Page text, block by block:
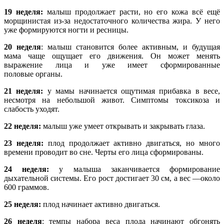
19 неделя: малыш продолжает расти, но его кожа всё ещё
морщинистая из-за недостаточного количества жира. У него
уже формируются ногти и ресницы.
20 неделя: малыш становится более активным, и будущая
мама чаще ощущает его движения. Он может менять
выражение лица и уже имеет сформированные
половые органы.
21 неделя: у мамы начинается ощутимая прибавка в весе,
несмотря на небольшой живот. Симптомы токсикоза и
слабость уходят.
22 неделя: малыш уже умеет открывать и закрывать глаза.
23 неделя: плод продолжает активно двигаться, но много
времени проводит во сне. Черты его лица сформированы.
24 неделя: у малыша заканчивается формирование
дыхательной системы. Его рост достигает 30 см, а вес —около
600 граммов.
25 неделя: плод начинает активно двигаться.
26 неделя: темпы набора веса плода начинают обгонять